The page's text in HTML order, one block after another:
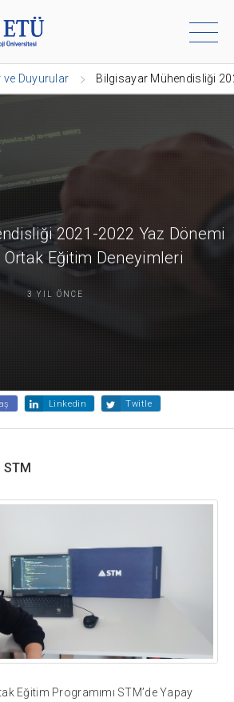
ve Duyurular Bilgisayar Mühendisliği
2021-2022 Yaz Dönemi
Ortak Eğitim Deneyimleri
3 YIL ÖNCE
Linkedin Twitle
Eğitim Programımı STM’de Yapay